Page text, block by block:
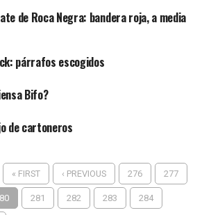
de Roca Negra: bandera roja, a media
párrafos escogidos
Bifo?
de cartoneros
« FIRST ‹ PREVIOUS 276 277
281 282 283 284